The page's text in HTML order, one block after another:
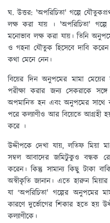
ঘ. উত্তর: 'অপরিচিতা' গল্পে
লক্ষ করা যায় । 'অপরিচিতা'
মনোভাব লক্ষ করা যায়। তিনি
ও গহনা যৌতুক হিসেবে দাবি
কথা মেনে নেন।
বিয়ের দিন অনুপমের মামা মেয়ের
পরীক্ষা করার জন্য সেকরাকে
অপমানিত হন এবং অনুপমের সাথে
পরে কল্যাণীও আর বিয়েতে আগ্রহী
করে ।
উদ্দীপকে দেখা যায়, লতিফ মিয়া
সম্বল আবাদের জমিটুকুও বন্ধক
করেন। কিন্তু সামান্য কিছু টাকা
অস্বীকৃতি জানান। এতে হারুন
যা ‘অপরিচিতা' গল্পের অনুপমের
কারণে দুর্ভোগের শিকার হতে হয়
কল্যাণীকে।